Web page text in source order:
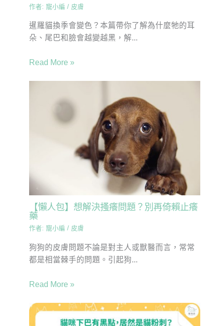
作者: 寵小編 / 皮膚
暹羅貓換季會變色？本篇帶你了解為什麼牠的耳
朵、尾巴和臉會越變越黑，解...
Read More »
【懶人包】想解決搔癢問題？別再倚賴止癢
藥
作者: 寵小編 / 皮膚
狗狗的皮膚問題不論是對主人或獸醫而言，常常
都是相當棘手的問題。引起狗...
Read More »